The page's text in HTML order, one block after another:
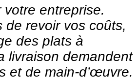
entreprise.
de revoir vos coûts,
des plats à
livraison demandent
et de main-d’œuvre.